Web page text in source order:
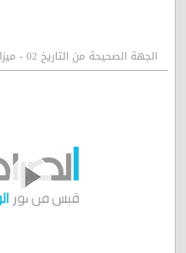
الجهة الصحيحة من التاريخ 02 - ميزان القوة والضعف